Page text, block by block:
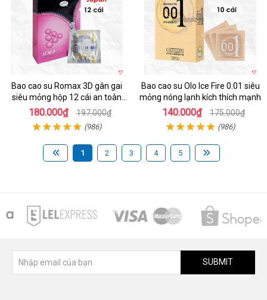
Bao cao su Romax 3D gân gai
siêu mỏng hộp 12 cái an toàn
chất lượng
180.000₫ 197.000₫
(986)
Bao cao su Olo Ice Fire 0.01 siêu
mỏng nóng lạnh kích thích mạnh
140.000₫ 175.000₫
(986)
1 2 3 4 5
SUBMIT